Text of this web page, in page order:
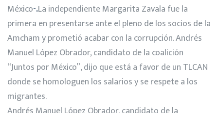
México-.La independiente Margarita Zavala fue la
primera en presentarse ante el pleno de los socios de la
Amcham y prometió acabar con la corrupción. Andrés
Manuel López Obrador, candidato de la coalición
“Juntos por México”, dijo que está a favor de un TLCAN
donde se homologuen los salarios y se respete a los
migrantes.